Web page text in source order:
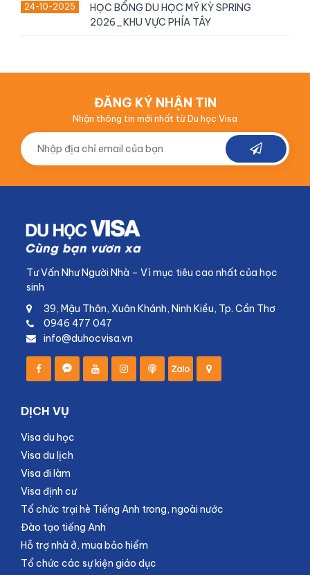
24-10-2025
HỌC BỔNG DU HỌC MỸ KỲ SPRING
2026_KHU VỰC PHÍA TÂY
ĐĂNG KÝ NHẬN TIN
Nhận thông tin mới nhất từ Du học Visa
Tư Vấn Như Người Nhà – Vì mục tiêu cao nhất của học
sinh
39, Mậu Thân, Xuân Khánh, Ninh Kiều, Tp. Cần Thơ
0946 477 047
info@duhocvisa.vn
DỊCH VỤ
Visa du học
Visa du lịch
Visa đi làm
Visa định cư
Tổ chức trại hè Tiếng Anh trong, ngoài nước
Đào tạo tiếng Anh
Hỗ trợ nhà ở, mua bảo hiểm
Tổ chức các sự kiện giáo dục